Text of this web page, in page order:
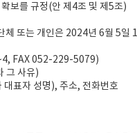
보를 규정(안 제4조 및 제5조)
체 또는 개인은 2024년 6월 5
FAX 052-229-5079)
그 사유)
대표자 성명), 주소, 전화번호